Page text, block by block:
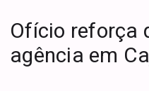
Ofício reforça
agência em